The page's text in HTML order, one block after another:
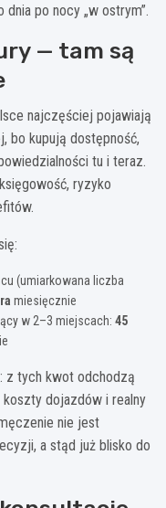
po nocy „w ostrym”.
— tam są
najczęściej pojawiają
bo kupują dostępność,
tu i teraz.
ryzyko
(umiarkowana liczba
miesięcznie
w 2–3 miejscach: 45
z tych kwot odchodzą
koszty dojazdów i realny
nie jest
a stąd już blisko do